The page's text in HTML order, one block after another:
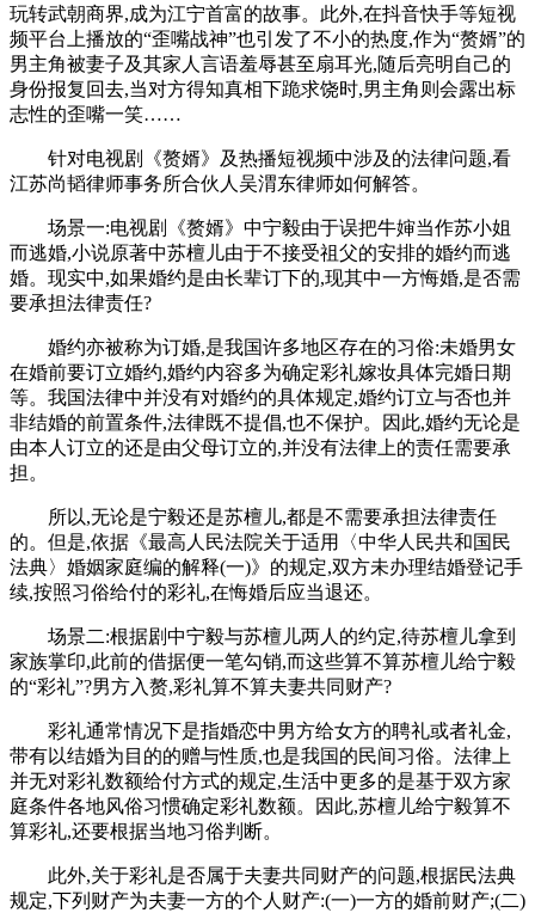
玩转武朝商界,成为江宁首富的故事。此外,在抖音快手等短视
频平台上播放的“歪嘴战神”也引发了不小的热度,作为“赘婿”的
男主角被妻子及其家人言语羞辱甚至扇耳光,随后亮明自己的
身份报复回去,当对方得知真相下跪求饶时,男主角则会露出标
志性的歪嘴一笑……
针对电视剧《赘婿》及热播短视频中涉及的法律问题,看
江苏尚韬律师事务所合伙人吴渭东律师如何解答。
场景一:电视剧《赘婿》中宁毅由于误把牛婶当作苏小姐
而逃婚,小说原著中苏檀儿由于不接受祖父的安排的婚约而逃
婚。现实中,如果婚约是由长辈订下的,现其中一方悔婚,是否需
要承担法律责任?
婚约亦被称为订婚,是我国许多地区存在的习俗:未婚男女
在婚前要订立婚约,婚约内容多为确定彩礼嫁妆具体完婚日期
等。我国法律中并没有对婚约的具体规定,婚约订立与否也并
非结婚的前置条件,法律既不提倡,也不保护。因此,婚约无论是
由本人订立的还是由父母订立的,并没有法律上的责任需要承
担。
所以,无论是宁毅还是苏檀儿,都是不需要承担法律责任
的。但是,依据《最高人民法院关于适用〈中华人民共和国民
法典〉婚姻家庭编的解释(一)》的规定,双方未办理结婚登记手
续,按照习俗给付的彩礼,在悔婚后应当退还。
场景二:根据剧中宁毅与苏檀儿两人的约定,待苏檀儿拿到
家族掌印,此前的借据便一笔勾销,而这些算不算苏檀儿给宁毅
的“彩礼”?男方入赘,彩礼算不算夫妻共同财产?
彩礼通常情况下是指婚恋中男方给女方的聘礼或者礼金,
带有以结婚为目的的赠与性质,也是我国的民间习俗。法律上
并无对彩礼数额给付方式的规定,生活中更多的是基于双方家
庭条件各地风俗习惯确定彩礼数额。因此,苏檀儿给宁毅算不
算彩礼,还要根据当地习俗判断。
此外,关于彩礼是否属于夫妻共同财产的问题,根据民法典
规定,下列财产为夫妻一方的个人财产:(一)一方的婚前财产;(二)